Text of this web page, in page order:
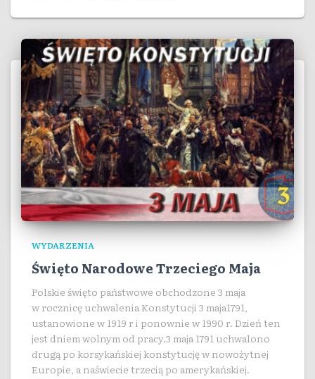
WYDARZENIA
Święto Narodowe Trzeciego Maja
Polskie święto państwowe obchodzone 3 maja
w rocznicę uchwalenia Konstytucji 3 maja1791,
ustanowione w 1919 r i ponownie w 1990 r. Dzień ten
jest dniem wolnym od pracy.3 maja 1791 uchwalono
drugą po korsykańskiej konstytucję w nowożytnej
Europie, a naświecie trzecią po amerykańskiej.